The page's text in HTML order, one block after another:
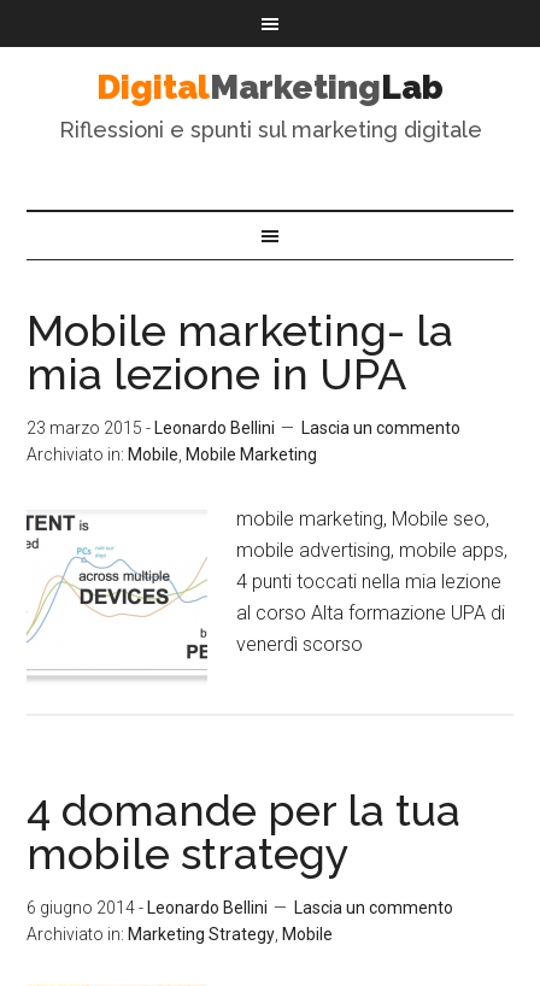
DigitalMarketingLab
Riflessioni e spunti sul marketing digitale
Mobile marketing- la
mia lezione in UPA
23 marzo 2015 - Leonardo Bellini
Lascia un commento
Archiviato in: Mobile Mobile Marketing
mobile marketing, Mobile seo,
mobile advertising, mobile apps,
4 punti toccati nella mia lezione
al corso Alta formazione UPA di
venerdì scorso
4 domande per la tua
mobile strategy
6 giugno 2014- Leonardo Bellini
Lascia un commento
Archiviato in: Marketing Strategy Mobile